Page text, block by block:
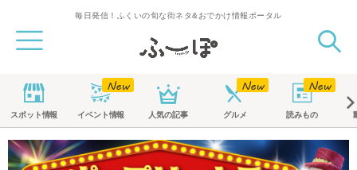
毎日発信！ふくいの旬な街ネタ&おでかけ情報ポータル
スポット情報 イベント情報 人気の記事 グルメ 読みもの